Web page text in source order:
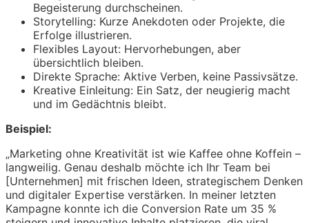
Begeisterung durchscheinen.
Storytelling: Kurze Anekdoten oder Projekte, die
Erfolge illustrieren.
Flexibles Layout: Hervorhebungen, aber
übersichtlich bleiben.
Direkte Sprache: Aktive Verben, keine Passivsätze.
Kreative Einleitung: Ein Satz, der neugierig macht
und im Gedächtnis bleibt.
Beispiel:
„Marketing ohne Kreativität ist wie Kaffee ohne Koffein –
langweilig. Genau deshalb möchte ich Ihr Team bei
[Unternehmen] mit frischen Ideen, strategischem Denken
und digitaler Expertise verstärken. In meiner letzten
Kampagne konnte ich die Conversion Rate um 35 %